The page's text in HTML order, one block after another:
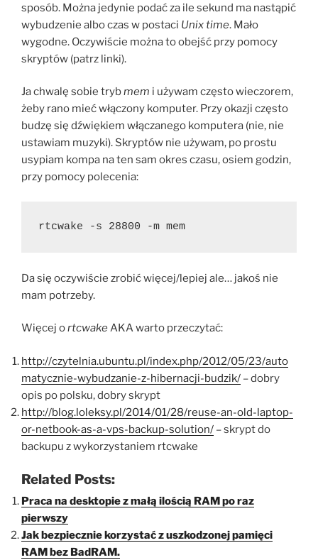
sposób. Można jedynie podać za ile sekund ma nastąpić
wybudzenie albo czas w postaci Unix time. Mało
wygodne. Oczywiście można to obejść przy pomocy
skryptów (patrz linki).
Ja chwalę sobie trybmem i używam często wieczorem,
żeby rano mieć włączony komputer. Przy okazji często
budzę się dźwiękiem włączanego komputera (nie, nie
ustawiam muzyki). Skryptów nie używam, po prostu
usypiam kompa na ten sam okres czasu, osiem godzin,
przy pomocy polecenia:
rtcwake -s 28800 -m mem
Da się oczywiście zrobić więcej/lepiej ale… jakoś nie
mam potrzeby.
Więcej ortcwakeAKA warto przeczytać:
http://czytelnia.ubuntu.pl/index.php/2012/05/23/auto
matycznie-wybudzanie-z-hibernacji-budzik/ – dobry
opis po polsku, dobry skrypt
http://blog.loleksy.pl/2014/01/28/reuse-an-old-laptop-
or-netbook-as-a-vps-backup-solution/ – skrypt do
backupu z wykorzystaniem rtcwake
Related Posts:
Praca na desktopie z małą ilością RAM po raz
pierwszy
Jak bezpiecznie korzystać z uszkodzonej pamięci
RAM bez BadRAM.